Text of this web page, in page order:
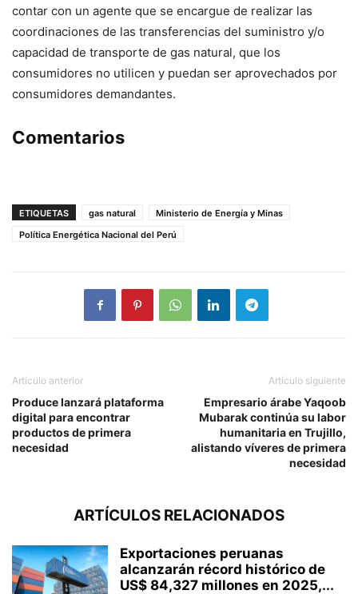
contar con un agente que se encargue de realizar las
coordinaciones de las transferencias del suministro y/o
capacidad de transporte de gas natural, que los
consumidores no utilicen y puedan ser aprovechados por
consumidores demandantes.
Comentarios
ETIQUETAS gas natural
Ministerio de Energía y Minas
Política Energética Nacional del Perú
Artículo anterior
Produce lanzará plataforma
digital para encontrar
productos de primera
necesidad
Artículo siguiente
Empresario árabe Yaqoob
Mubarak continúa su labor
humanitaria en Trujillo,
alistando víveres de primera
necesidad
ARTÍCULOS RELACIONADOS
Exportaciones peruanas
alcanzarán récord histórico de
US$ 84,327 millones en 2025,...